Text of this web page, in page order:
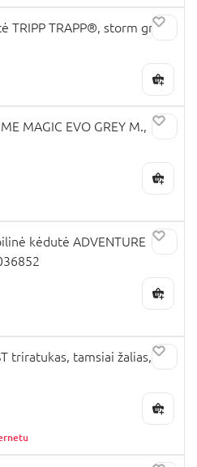
TRIPP TRAPP®, storm grey,
MAGIC EVO GREY M.,
kėdutė ADVENTURE
triratukas, tamsiai žalias,